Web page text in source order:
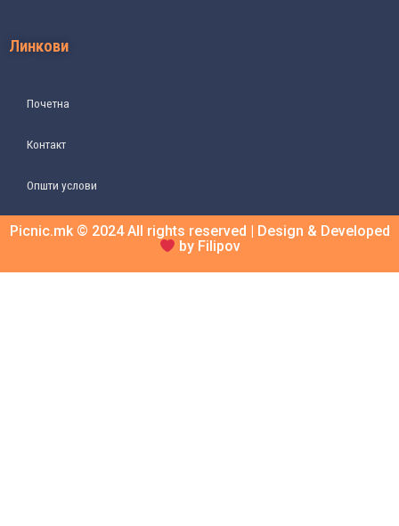
Линкови
Почетна
Контакт
Општи услови
Picnic.mk © 2024 All rights reserved | Design & Developed
by Filipov